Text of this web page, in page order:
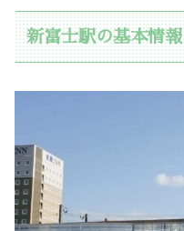
新富士駅の基本情報